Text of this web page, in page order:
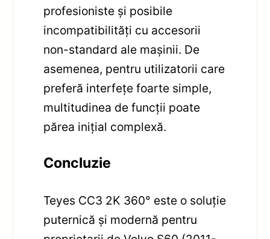
profesioniste și posibile
incompatibilități cu accesorii
non-standard ale mașinii. De
asemenea, pentru utilizatorii care
preferă interfețe foarte simple,
multitudinea de funcții poate
părea inițial complexă.
Concluzie
Teyes CC3 2K 360° este o soluție
puternică și modernă pentru